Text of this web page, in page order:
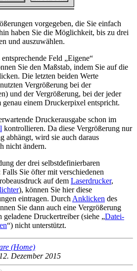
vorgegeben, die Sie einfach
haben Sie die Möglichkeit, bis zu drei
und auszuwählen.
Feld
Eigene
Sie den Maßstab, indem Sie auf die
Die letzten beiden Werte
Vergrößerung bei der
und der Vergrößerung, bei der jeder
einem Druckerpixel entspricht.
Druckerausgabe schon im
kontrollieren. Da diese Vergrößerung nur
abhängt, wird sie auch daraus
nicht ändern.
der drei selbstdefinierbaren
Sie öfter mit verschiedenen
auf dem Laserdrucker,
), können Sie hier diese
eintragen. DurchAnklicken des
Sie dann auch eine Vergrößerung
geladene Druckertreiber (siehe
Datei-
) nicht unterstützt.
(Home)
Dezember 2015